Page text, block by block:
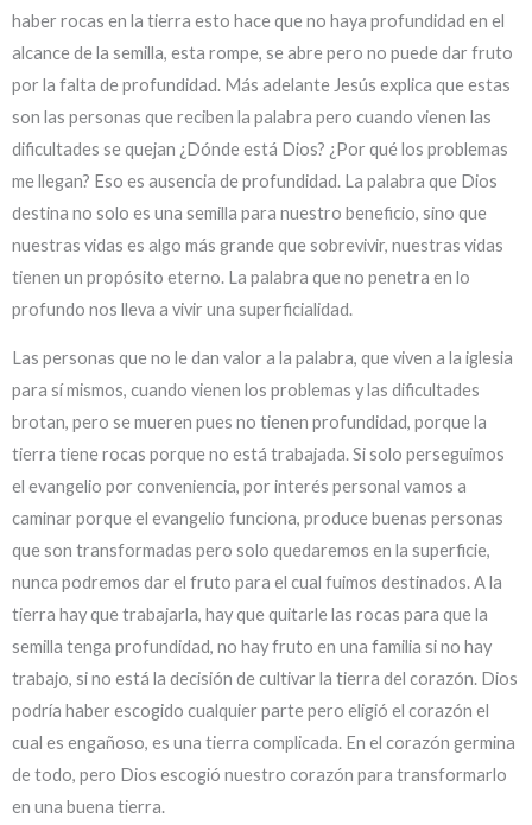
haber rocas en la tierra esto hace que no haya profundidad en el
alcance de la semilla, esta rompe, se abre pero no puede dar fruto
por la falta de profundidad. Más adelante Jesús explica que estas
son las personas que reciben la palabra pero cuando vienen las
dificultades se quejan ¿Dónde está Dios? ¿Por qué los problemas
me llegan? Eso es ausencia de profundidad. La palabra que Dios
destina no solo es una semilla para nuestro beneficio, sino que
nuestras vidas es algo más grande que sobrevivir, nuestras vidas
tienen un propósito eterno. La palabra que no penetra en lo
profundo nos lleva a vivir una superficialidad.
Las personas que no le dan valor a la palabra, que viven a la iglesia
para sí mismos, cuando vienen los problemas y las dificultades
brotan, pero se mueren pues no tienen profundidad, porque la
tierra tiene rocas porque no está trabajada. Si solo perseguimos
el evangelio por conveniencia, por interés personal vamos a
caminar porque el evangelio funciona, produce buenas personas
que son transformadas pero solo quedaremos en la superficie,
nunca podremos dar el fruto para el cual fuimos destinados. A la
tierra hay que trabajarla, hay que quitarle las rocas para que la
semilla tenga profundidad, no hay fruto en una familia si no hay
trabajo, si no está la decisión de cultivar la tierra del corazón. Dios
podría haber escogido cualquier parte pero eligió el corazón el
cual es engañoso, es una tierra complicada. En el corazón germina
de todo, pero Dios escogió nuestro corazón para transformarlo
en una buena tierra.